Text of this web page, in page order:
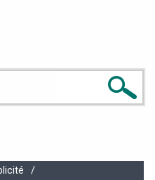
/